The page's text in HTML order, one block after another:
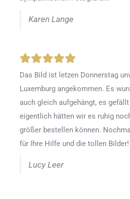
Karen Lange
Das Bild ist letzen Donnerstag
Luxemburg angekommen. Es
auch gleich aufgehängt, es
eigentlich hätten wir es ruhig
größer bestellen können.
für Ihre Hilfe und die tollen Bilder!
Lucy Leer